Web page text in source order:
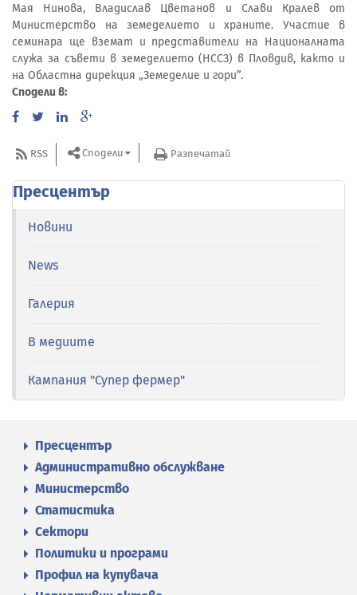
Мая Нинова, Владислав Цветанов и Слави Кралев от
Министерство на земеделието и храните. Участие в
семинара ще вземат и представители на Националната
служа за съвети в земеделието (НССЗ) в Пловдив, както и
на Областна дирекция „Земеделие и гори”.
Сподели в:
RSS Сподели Разпечатай
Пресцентър
Новини
News
Галерия
В медиите
Кампания "Супер фермер"
Пресцентър
Административно обслужване
Министерство
Статистика
Сектори
Политики и програми
Профил на купувача